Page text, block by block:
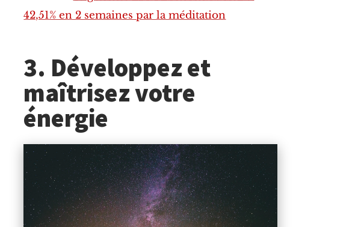
42,51% en 2 semaines par la méditation
3. Développez et
maîtrisez votre
énergie